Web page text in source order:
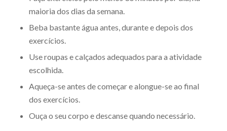
maioria dos dias da semana.
Beba bastante água antes, durante e depois dos
exercícios.
Use roupas e calçados adequados para a atividade
escolhida.
Aqueça-se antes de começar e alongue-se ao final
dos exercícios.
Ouça o seu corpo e descanse quando necessário.